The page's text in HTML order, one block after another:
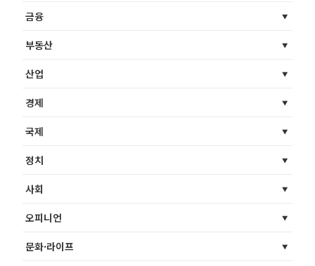
금융
부동산
산업
경제
국제
정치
사회
오피니언
문화·라이프